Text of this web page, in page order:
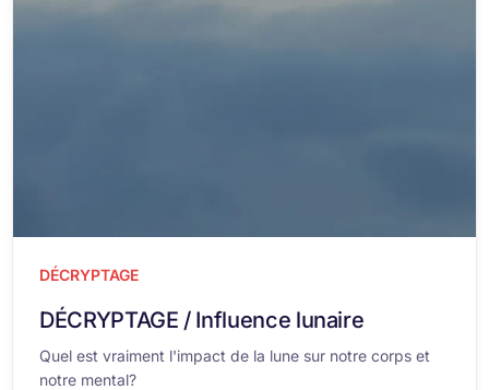
DÉCRYPTAGE
DÉCRYPTAGE / Influence lunaire
Quel est vraiment l'impact de la lune sur notre corps et
notre mental?